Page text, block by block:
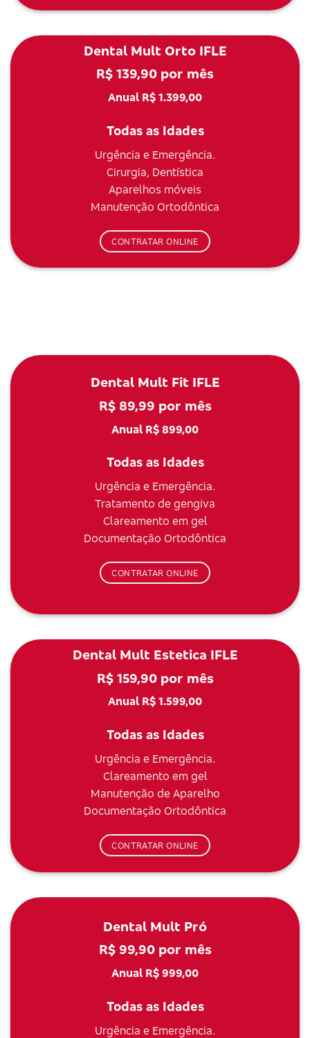
Dental Mult Orto IFLE
R$ 139,90 por mês
Anual R$ 1.399,00
Todas as Idades
Urgência e Emergência.
Cirurgia, Dentística
Aparelhos móveis
Manutenção Ortodôntica
CONTRATAR ONLINE
Dental Mult Fit IFLE
R$ 89,99 por mês
Anual R$ 899,00
Todas as Idades
Urgência e Emergência.
Tratamento de gengiva
Clareamento em gel
Documentação Ortodôntica
CONTRATAR ONLINE
Dental Mult Estetica IFLE
R$ 159,90 por mês
Anual R$ 1.599,00
Todas as Idades
Urgência e Emergência.
Clareamento em gel
Manutenção de Aparelho
Documentação Ortodôntica
CONTRATAR ONLINE
Dental Mult Pró
R$ 99,90 por mês
Anual R$ 999,00
Todas as Idades
Urgência e Emergência.